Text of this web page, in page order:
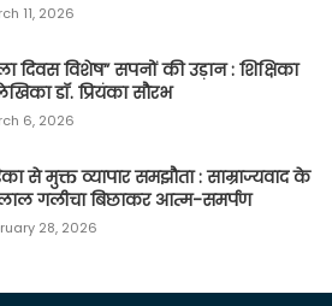
11, 2026
दिवस विशेष” सपनों की उड़ान : शिक्षिका
डॉ. प्रियंका सौरभ
6, 2026
से मुक्त व्यापार समझौता : साम्राज्यवाद के
गलीचा बिछाकर आत्म-समर्पण
28, 2026